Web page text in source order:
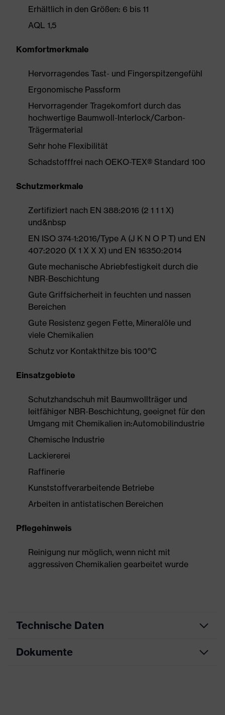
Erhältlich in den Größen: 6 bis 11
AQL 1,5
Komfortmerkmale
Hervorragendes Tast- und Fingerspitzengefühl
Ergonomische Passform
Hervorragender Tragekomfort durch das
hochwertige Baumwoll-Interlock/Carbon-
Trägermaterial
Sehr hohe Flexibilität
Schadstofffrei nach OEKO-TEX® Standard 100
Schutzmerkmale
Zertifiziert nach EN 388:2016 (2 1 1 1 X)
und&nbsp
EN ISO 374-1:2016/Type A (J K N O P T) und EN
407:2020 (X 1 X X X) und EN 16350:2014
Gute mechanische Abriebfestigkeit durch die
NBR-Beschichtung
Gute Griffsicherheit in feuchten und nassen
Bereichen
Gute Resistenz gegen Fette, Mineralöle und
viele Chemikalien
Schutz vor Kontakthitze bis 100°C
Einsatzgebiete
Schutzhandschuh mit Baumwollträger und
leitfähiger NBR-Beschichtung, geeignet für den
Umgang mit Chemikalien in:Automobilindustrie
Chemische Industrie
Lackiererei
Raffinerie
Kunststoffverarbeitende Betriebe
Arbeiten in antistatischen Bereichen
Pflegehinweis
Reinigung nur möglich, wenn nicht mit
aggressiven Chemikalien gearbeitet wurde
Technische Daten
Produktart
Dokumente